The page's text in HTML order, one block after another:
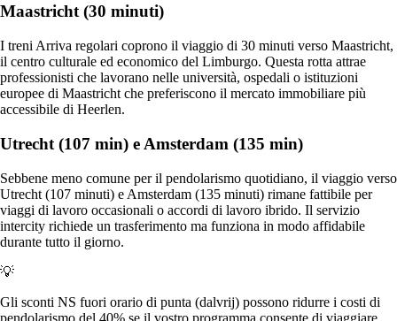
Maastricht (30 minuti)
I treni Arriva regolari coprono il viaggio di 30 minuti verso Maastricht,
il centro culturale ed economico del Limburgo. Questa rotta attrae
professionisti che lavorano nelle università, ospedali o istituzioni
europee di Maastricht che preferiscono il mercato immobiliare più
accessibile di Heerlen.
Utrecht (107 min) e Amsterdam (135 min)
Sebbene meno comune per il pendolarismo quotidiano, il viaggio verso
Utrecht (107 minuti) e Amsterdam (135 minuti) rimane fattibile per
viaggi di lavoro occasionali o accordi di lavoro ibrido. Il servizio
intercity richiede un trasferimento ma funziona in modo affidabile
durante tutto il giorno.
💡
Gli sconti NS fuori orario di punta (dalvrij) possono ridurre i costi di
pendolarismo del 40% se il vostro programma consente di viaggiare